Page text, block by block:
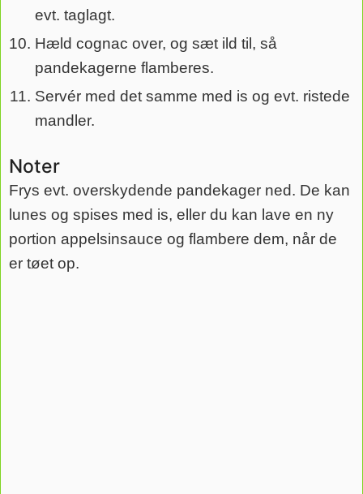
evt. taglagt.
Hæld cognac over, og sæt ild til, så
pandekagerne flamberes.
Servér med det samme med is og evt. ristede
mandler.
Noter
Frys evt. overskydende pandekager ned. De kan
lunes og spises med is, eller du kan lave en ny
portion appelsinsauce og flambere dem, når de
er tøet op.